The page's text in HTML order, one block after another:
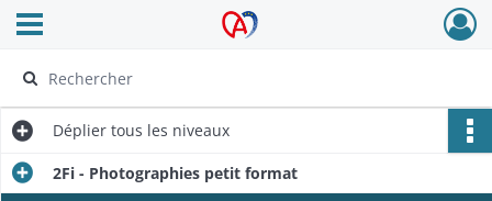
Archives Alsace - Colmar
Ouvrir le menu déroulant
Déplier tous les niveaux
2Fi - Photographies petit format